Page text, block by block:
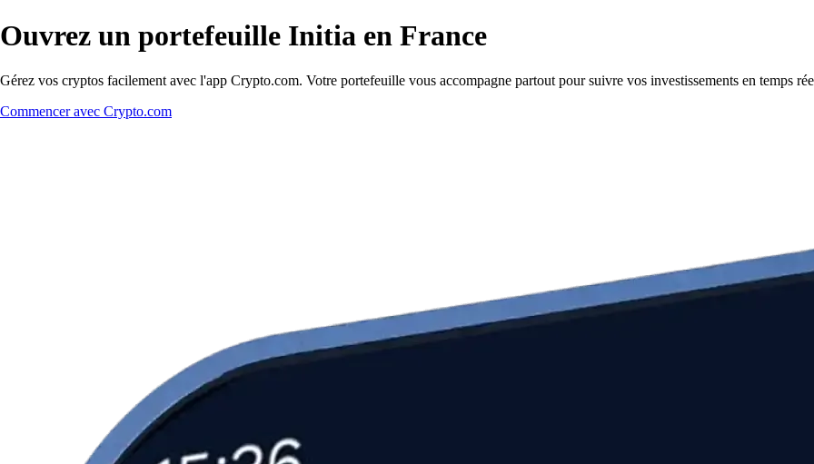
Ouvrez un portefeuille Initia en France
Gérez vos cryptos facilement avec l'app Crypto.com. Votre portefeuille vous accompagne partout pour suivre vos investissements en temps
Commencer avec Crypto.com